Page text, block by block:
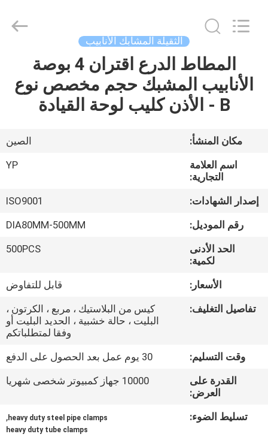
المنزل
منتجات
معلومات
جولة
المصنع
الجودة
TRADE
CO.,LTD.
الثقيلة المشابك الأنابيب
المطاط الدرع اقتران 4 بوصة
الأنابيب المشبك حجم مخصص نوع
B - الأذن كليب لوحة القيادة
مكان المنشأ:
الصين
اسم العلامة
التجارية:
YP
إصدار الشهادات:
ISO9001
رقم الموديل:
DIA80MM-500MM
الحد الأدنى
لكمية:
500PCS
الأسعار:
قابل للتفاوض
تفاصيل التغليف:
كيس من البلاستيك ، مربع ، الكرتون ،
البليت ، حالة خشبية ، الحديد البليت أو
وفقا لمتطلباتكم
وقت التسليم:
30 يوم عمل بعد الحصول على الدفع
القدرة على
العرض:
10000 جهاز كمبيوتر شخصى شهريا
تسليط الضوء: heavy duty steel pipe clamps
,
heavy duty tube clamps